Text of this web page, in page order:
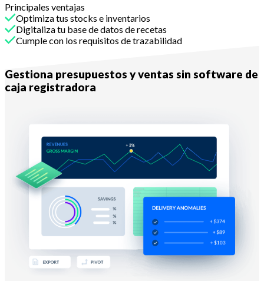
Principales ventajas
Optimiza tus stocks e inventarios
Digitaliza tu base de datos de recetas
Cumple con los requisitos de trazabilidad
Gestiona presupuestos y ventas sin software de
caja registradora